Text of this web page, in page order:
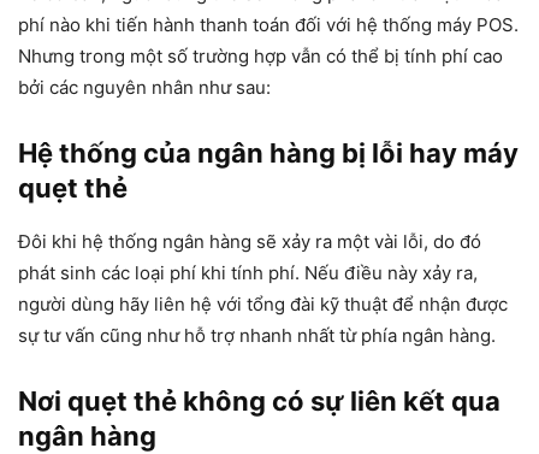
phí nào khi tiến hành thanh toán đối với hệ thống máy POS.
Nhưng trong một số trường hợp vẫn có thể bị tính phí cao
bởi các nguyên nhân như sau:
Hệ thống của ngân hàng bị lỗi hay máy
quẹt thẻ
Đôi khi hệ thống ngân hàng sẽ xảy ra một vài lỗi, do đó
phát sinh các loại phí khi tính phí. Nếu điều này xảy ra,
người dùng hãy liên hệ với tổng đài kỹ thuật để nhận được
sự tư vấn cũng như hỗ trợ nhanh nhất từ phía ngân hàng.
Nơi quẹt thẻ không có sự liên kết qua
ngân hàng